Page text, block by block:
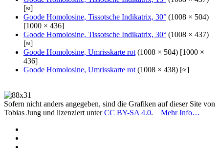
[≈]
Goode Homolosine, Tissotsche Indikatrix, 30° (1008 × 504)
[1000 × 436]
Goode Homolosine, Tissotsche Indikatrix, 30° (1008 × 437)
[≈]
Goode Homolosine, Umrisskarte rot (1008 × 504) [1000 ×
436]
Goode Homolosine, Umrisskarte rot (1008 × 438) [≈]
Sofern nicht anders angegeben, sind die Grafiken auf dieser Site von
Tobias Jung und lizenziert unterCC BY-SA 4.0. Mehr Info…